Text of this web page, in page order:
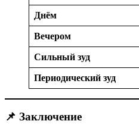
Днём
Вечером
Сильный зуд
Периодический зуд
📌 Заключение